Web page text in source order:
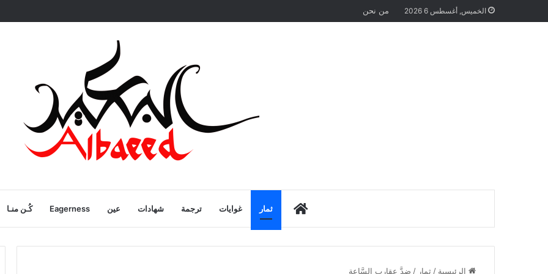
الخميس, أغسطس 6 2026 من نحن
الرئيسية
ثمار غوايات ترجمة شهادات عين Eagerness كُـن منـا
الرئيسية / ثمار / ضدَّ عقاربِ السَّاعة